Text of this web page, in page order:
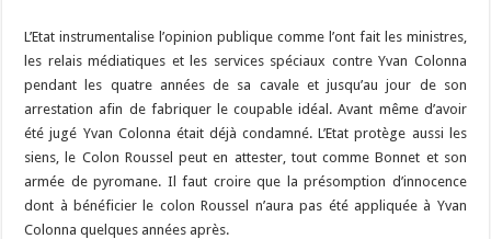
L’Etat instrumentalise l’opinion publique comme l’ont fait les ministres,
les relais médiatiques et les services spéciaux contre Yvan Colonna
pendant les quatre années de sa cavale et jusqu’au jour de son
arrestation afin de fabriquer le coupable idéal. Avant même d’avoir
été jugé Yvan Colonna était déjà condamné. L’Etat protège aussi les
siens, le Colon Roussel peut en attester, tout comme Bonnet et son
armée de pyromane. Il faut croire que la présomption d’innocence
dont à bénéficier le colon Roussel n’aura pas été appliquée à Yvan
Colonna quelques années après.